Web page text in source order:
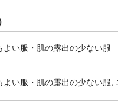
よい服・肌の露出の少ない服
よい服・肌の露出の少ない服,